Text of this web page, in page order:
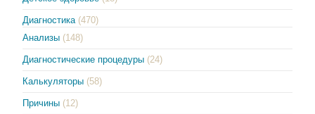
Диагностика (470)
Анализы (148)
Диагностические процедуры (24)
Калькуляторы (58)
Причины (12)